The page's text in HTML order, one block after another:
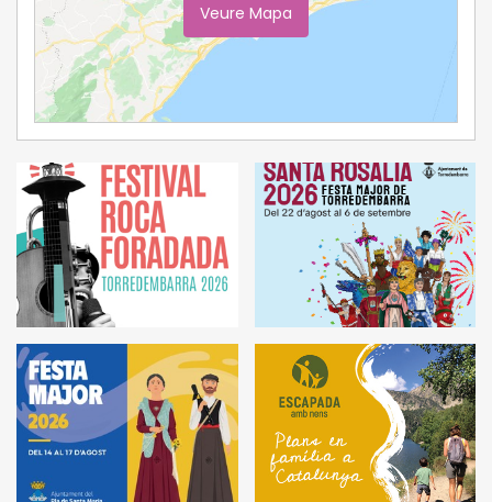
Veure Mapa